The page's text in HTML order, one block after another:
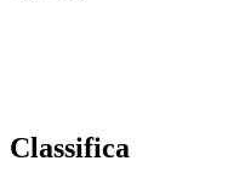
Classifica